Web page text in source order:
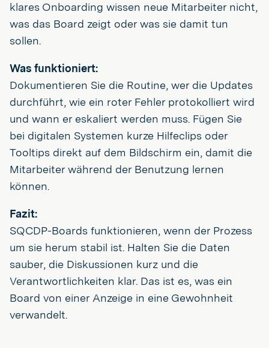
klares Onboarding wissen neue Mitarbeiter nicht,
was das Board zeigt oder was sie damit tun
sollen.
Was funktioniert:
Dokumentieren Sie die Routine, wer die Updates
durchführt, wie ein roter Fehler protokolliert wird
und wann er eskaliert werden muss. Fügen Sie
bei digitalen Systemen kurze Hilfeclips oder
Tooltips direkt auf dem Bildschirm ein, damit die
Mitarbeiter während der Benutzung lernen
können.
Fazit:
SQCDP-Boards funktionieren, wenn der Prozess
um sie herum stabil ist. Halten Sie die Daten
sauber, die Diskussionen kurz und die
Verantwortlichkeiten klar. Das ist es, was ein
Board von einer Anzeige in eine Gewohnheit
verwandelt.